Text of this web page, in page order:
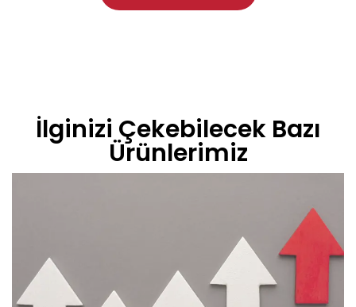
İlginizi Çekebilecek Bazı
Ürünlerimiz